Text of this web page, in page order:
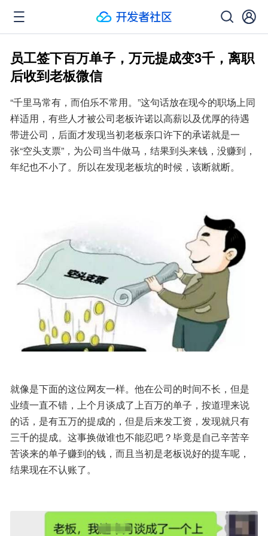
员工签下百万单子，万元提成变3千，离职
后收到老板微信
“千里马常有，而伯乐不常用。”这句话放在现今的职场上同
样适用，有些人才被公司老板许诺以高薪以及优厚的待遇
带进公司，后面才发现当初老板亲口许下的承诺就是一
张“空头支票”，为公司当牛做马，结果到头来钱，没赚到，
年纪也不小了。所以在发现老板坑的时候，该断就断。
就像是下面的这位网友一样。他在公司的时间不长，但是
业绩一直不错，上个月谈成了上百万的单子，按道理来说
的话，是有五万的提成的，但是后来发工资，发现就只有
三千的提成。这事换做谁也不能忍吧？毕竟是自己辛苦辛
苦谈来的单子赚到的钱，而且当初是老板说好的提车呢，
结果现在不认账了。